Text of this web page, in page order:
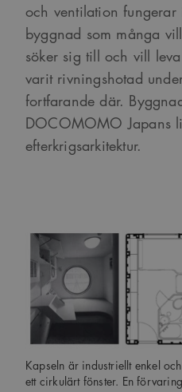
och ventilation
byggnad som många
söker sig till och vill
varit rivningshotad
fortfarande där.
DOCOMOMO Japans
efterkrigsarkitektur.
Kapseln är industriellt enkel
ett cirkulärt fönster. En